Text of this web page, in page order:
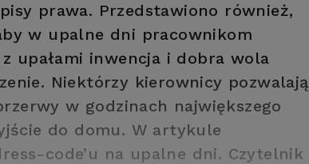
prawa. Przedstawiono również,
w upalne dni pracownikom
upałami inwencja i dobra wola
Niektórzy kierownicy pozwalają
w godzinach największego
do domu. W artykule
code’u na upalne dni. Czytelnik